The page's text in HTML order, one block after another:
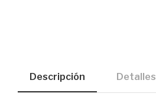
Descripción